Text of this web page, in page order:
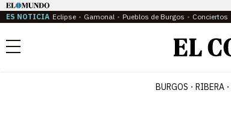
ES NOTICIA Eclipse Gamonal Pueblos de Burgos Conciertos
Menú
BURGOS RIBERA